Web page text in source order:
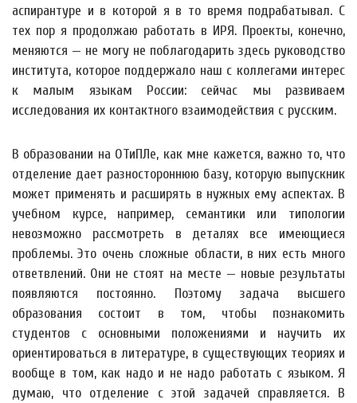
аспирантуре и в которой я в то время подрабатывал. С
тех пор я продолжаю работать в ИРЯ. Проекты, конечно,
меняются — не могу не поблагодарить здесь руководство
института, которое поддержало наш с коллегами интерес
к малым языкам России: сейчас мы развиваем
исследования их контактного взаимодействия с русским.
В образовании на ОТиПЛе, как мне кажется, важно то, что
отделение дает разностороннюю базу, которую выпускник
может применять и расширять в нужных ему аспектах. В
учебном курсе, например, семантики или типологии
невозможно рассмотреть в деталях все имеющиеся
проблемы. Это очень сложные области, в них есть много
ответвлений. Они не стоят на месте — новые результаты
появляются постоянно. Поэтому задача высшего
образования состоит в том, чтобы познакомить
студентов с основными положениями и научить их
ориентироваться в литературе, в существующих теориях и
вообще в том, как надо и не надо работать с языком. Я
думаю, что отделение с этой задачей справляется. В